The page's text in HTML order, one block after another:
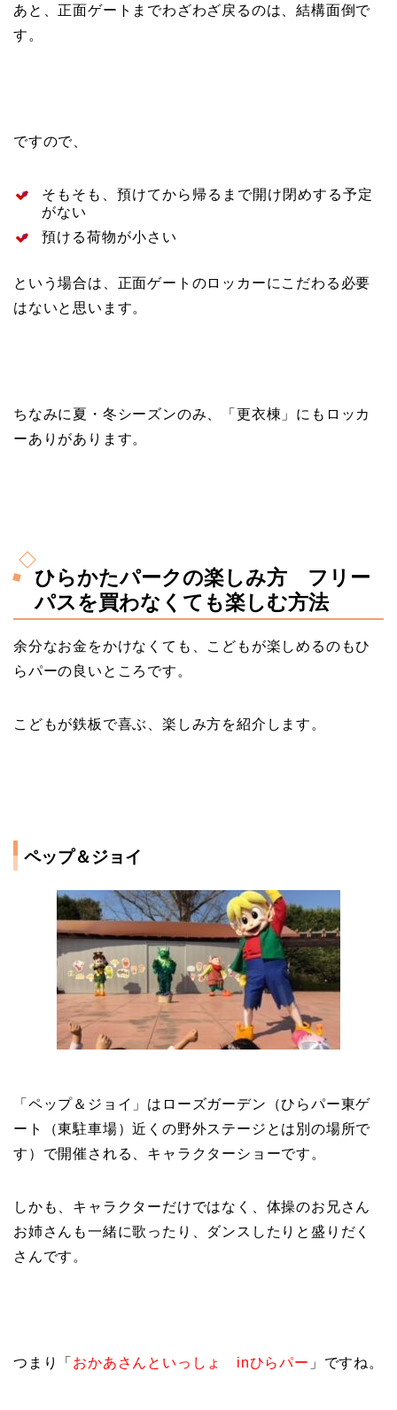
あと、正面ゲートまでわざわざ戻るのは、結構面倒で
す。
ですので、
そもそも、預けてから帰るまで開け閉めする予定
がない
預ける荷物が小さい
という場合は、正面ゲートのロッカーにこだわる必要
はないと思います。
ちなみに夏・冬シーズンのみ、「更衣棟」にもロッカ
ーありがあります。
ひらかたパークの楽しみ方 フリー
パスを買わなくても楽しむ方法
余分なお金をかけなくても、こどもが楽しめるのもひ
らパーの良いところです。
こどもが鉄板で喜ぶ、楽しみ方を紹介します。
ペップ＆ジョイ
「ペップ＆ジョイ」はローズガーデン（ひらパー東ゲ
ート（東駐車場）近くの野外ステージとは別の場所で
す）で開催される、キャラクターショーです。
しかも、キャラクターだけではなく、体操のお兄さん
お姉さんも一緒に歌ったり、ダンスしたりと盛りだく
さんです。
つまり「 おかあさんといっしょ inひらパー 」ですね。